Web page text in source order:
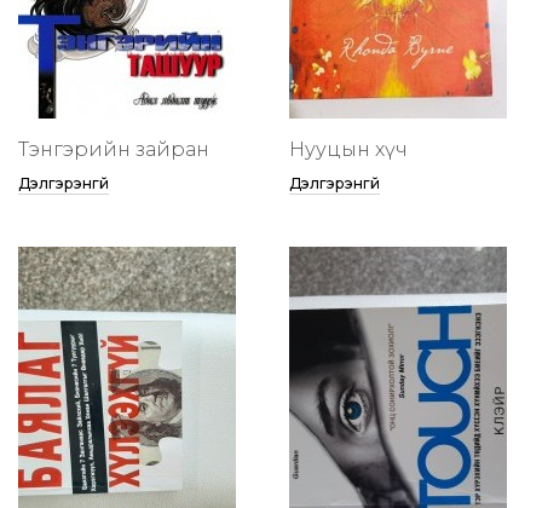
Тэнгэрийн зайран
Дэлгэрэнгүй
Нууцын хүч
Дэлгэрэнгүй